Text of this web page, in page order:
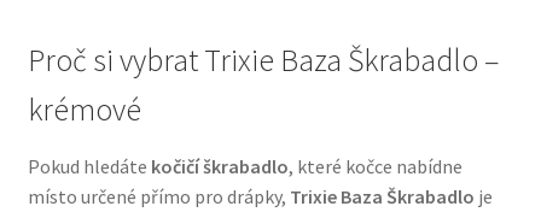
N&D Farmina pro psy — Italské holistic krmivo
Oblečky pro psy
Proč si vybrat Trixie Baza Škrabadlo –
krémové
Pokud hledáte kočičí škrabadlo, které kočce nabídne
místo určené přímo pro drápky, Trixie Baza Škrabadlo je